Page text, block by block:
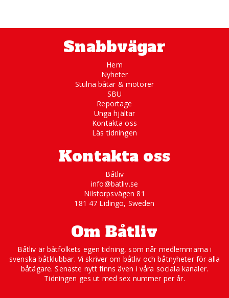
Snabbvägar
Hem
Nyheter
Stulna båtar & motorer
SBU
Reportage
Unga hjältar
Kontakta oss
Läs tidningen
Kontakta oss
Båtliv
info@batliv.se
Nilstorpsvägen 81
181 47 Lidingö, Sweden
Om Båtliv
Båtliv är båtfolkets egen tidning, som når medlemmarna i
svenska båtklubbar. Vi skriver om båtliv och båtnyheter för alla
båtägare. Senaste nytt finns även i våra sociala kanaler.
Tidningen ges ut med sex nummer per år.